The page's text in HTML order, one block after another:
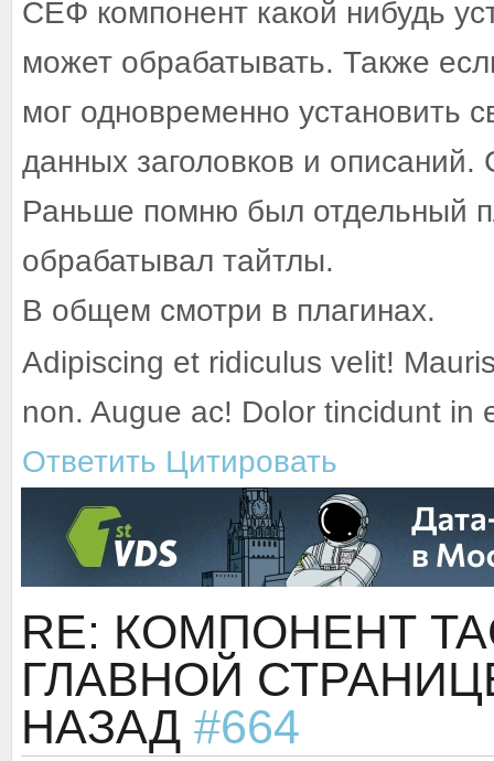
СЕФ компонент какой нибудь
может обрабатывать. Также
мог одновременно установить
данных заголовков и
Раньше помню был отдельный
обрабатывал тайтлы.
В общем смотри в плагинах.
Adipiscing et ridiculus velit!
non. Augue ac! Dolor tincidunt in
Ответить Цитировать
RE: КОМПОНЕНТ
ГЛАВНОЙ
НАЗАД #664